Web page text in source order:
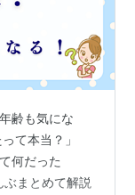
齢も気にな
て本当？」
何だった
まとめて解説